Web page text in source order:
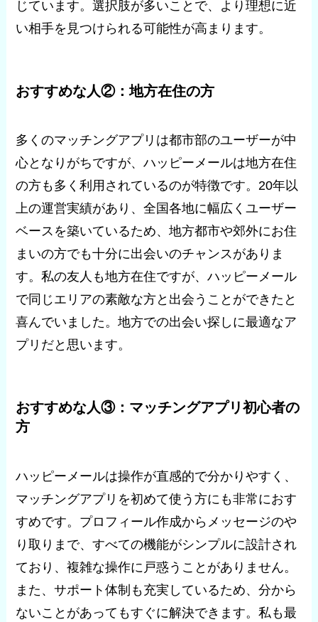
じています。選択肢が多いことで、より理想に近
い相手を見つけられる可能性が高まります。
おすすめな人②：地方在住の方
多くのマッチングアプリは都市部のユーザーが中
心となりがちですが、ハッピーメールは地方在住
の方も多く利用されているのが特徴です。20年以
上の運営実績があり、全国各地に幅広くユーザー
ベースを築いているため、地方都市や郊外にお住
まいの方でも十分に出会いのチャンスがありま
す。私の友人も地方在住ですが、ハッピーメール
で同じエリアの素敵な方と出会うことができたと
喜んでいました。地方での出会い探しに最適なア
プリだと思います。
おすすめな人③：マッチングアプリ初心者の
方
ハッピーメールは操作が直感的で分かりやすく、
マッチングアプリを初めて使う方にも非常におす
すめです。プロフィール作成からメッセージのや
り取りまで、すべての機能がシンプルに設計され
ており、複雑な操作に戸惑うことがありません。
また、サポート体制も充実しているため、分から
ないことがあってもすぐに解決できます。私も最